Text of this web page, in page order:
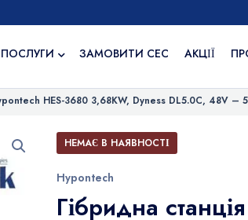
ПОСЛУГИ ЗАМОВИТИ СЕС АКЦІЇ
HES-3680 3,68KW, Dyness DL5.0C, 48V –
НЕМАЄ В НАЯВНОСТІ
Hypontech
Гібридна